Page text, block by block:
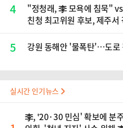
4
"정청래, 李 모욕에 침묵"
친청 최고위원 후보, 제주서
5 강원 동해안 '물폭탄'…도로
실시간 인기뉴스
李, '20·30 민심' 확보에 분